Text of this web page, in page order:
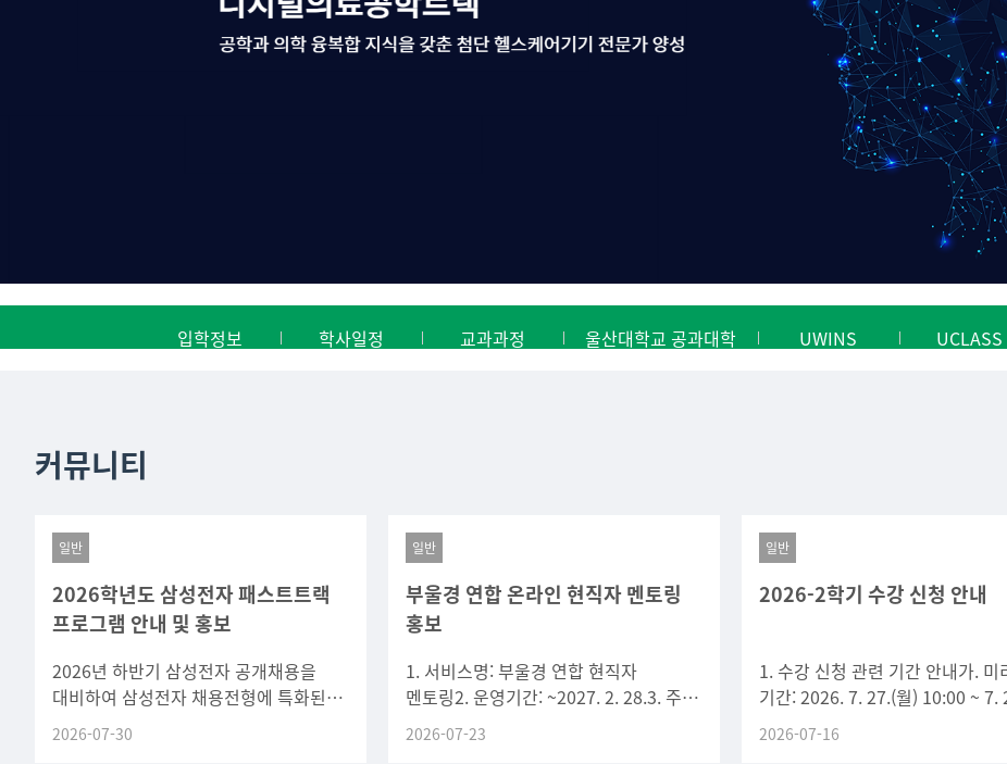
입학정보 학사일정 교과과정 울산대학교 공과대학 UWINS UCLASS
커뮤니티
일반
2026학년도 삼성전자 패스트트랙
프로그램 안내 및 홍보
2026년 하반기 삼성전자 공개채용을
대비하여 삼성전자 채용전형에 특화된
자기소개서면접 교육, 현직자 직무
멘토링 및 실전 모의면접 등을 통해
2026-07-30
일반
부울경 연합 온라인 현직자 멘토링
홍보
1. 서비스명: 부울경 연합 현직자
멘토링2. 운영기간: ~2027. 2. 28.3. 주요
서비스가. 관심 분야에 따른 맞춤형 멘토
추천나. 현직자 대상 온라인 QA
2026-07-23
일반
2026-2학기 수강 신청 안내
1. 수강 신청 관련 기간 안내가. 미
기간: 2026. 7. 27.(월) 10:00 ~ 7.
22:00(2일간) 나. 수강 신청 기간학
2026-07-16